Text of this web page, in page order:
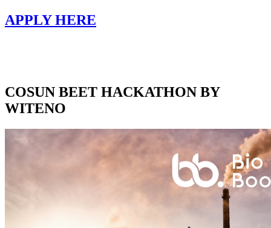
APPLY HERE
COSUN BEET HACKATHON BY
WITENO